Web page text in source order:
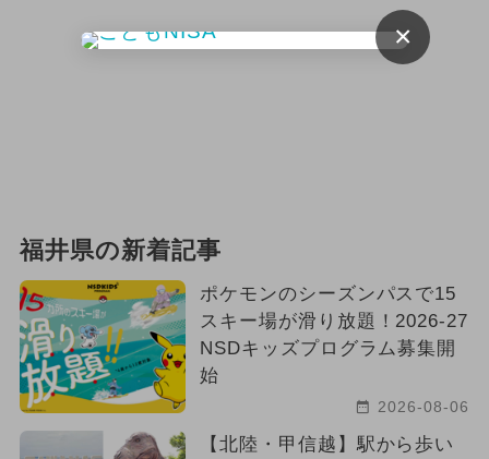
福井県の新着記事
ポケモンのシーズンパスで15
スキー場が滑り放題！2026-27
NSDキッズプログラム募集開
始
2026-08-06
【北陸・甲信越】駅から歩い
×